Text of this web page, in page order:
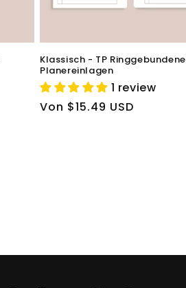
Klassisch - TP Ringgebundene
Planereinlagen
1 review
Normaler
Von $15.49 USD